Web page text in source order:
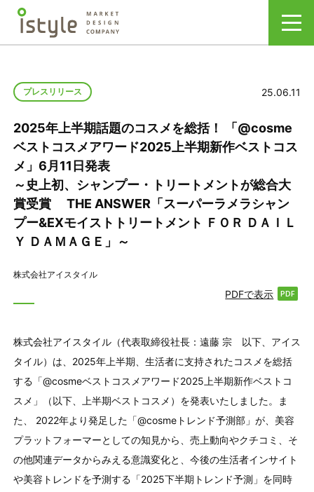
プレスリリース 25.06.11
2025年上半期話題のコスメを総括！ 「@cosme
ベストコスメアワード2025上半期新作ベストコス
メ」6月11日発表
～史上初、シャンプー・トリートメントが総合大
賞受賞 THE ANSWER「スーパーラメラシャン
プー&EXモイストトリートメント ＦＯＲ ＤＡＩＬ
Ｙ ＤＡＭＡＧＥ」～
株式会社アイスタイル
PDFで表示
株式会社アイスタイル（代表取締役社長：遠藤 宗 以下、アイス
タイル）は、2025年上半期、生活者に支持されたコスメを総括
する「@cosmeベストコスメアワード2025上半期新作ベストコ
スメ」（以下、上半期ベストコスメ）を発表いたしました。ま
た、 2022年より発足した「@cosmeトレンド予測部」が、美容
プラットフォーマーとしての知見から、売上動向やクチコミ、そ
の他関連データからみえる意識変化と、今後の生活者インサイト
や美容トレンドを予測する「2025下半期トレンド予測」を同時